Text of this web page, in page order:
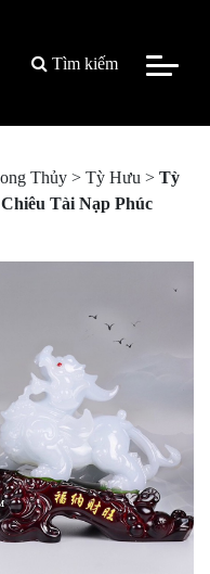
Tìm kiếm
Thủy > Tỳ Hưu > Tỳ
Tài Nạp Phúc